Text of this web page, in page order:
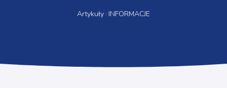
Artykuły INFORMACJE